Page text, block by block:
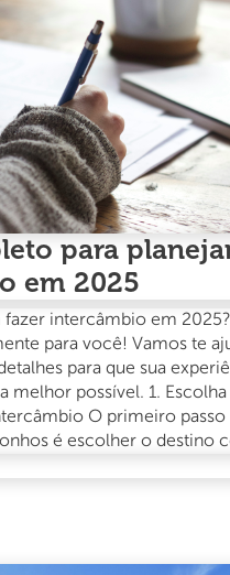
para
em 2025
fazer intercâmbio em
para você! Vamos te
para que sua
melhor possível. 1.
O primeiro passo
é escolher o destino